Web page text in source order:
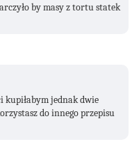
by masy z tortu statek
kupiłabym jednak dwie
do innego przepisu